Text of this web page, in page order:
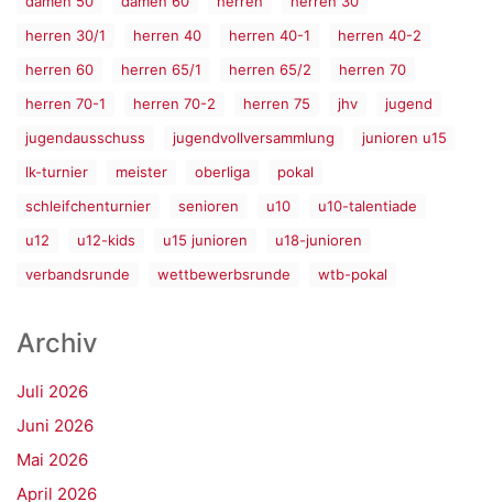
herren 30/1
herren 40 herren 40-1
herren 40-2
herren 60
herren 65/1 herren 65/2
herren 70
herren 70-1
herren 70-2 herren 75 jhv
jugend
jugendausschuss
jugendvollversammlung
junioren u15
lk-turnier
meister oberliga
pokal
schleifchenturnier
senioren u10
u10-talentiade
u12
u12-kids u15 junioren
u18-junioren
verbandsrunde
wettbewerbsrunde wtb-pokal
Archiv
Juli 2026
Juni 2026
Mai 2026
April 2026